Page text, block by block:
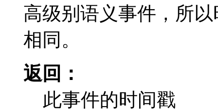
高级别语义事件，所
相同。
返回：
此事件的时间戳